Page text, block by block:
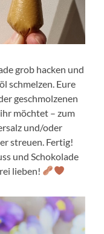
grob hacken und
schmelzen. Eure
geschmolzenen
möchtet – zum
und/oder
streuen. Fertig!
und Schokolade
lieben!